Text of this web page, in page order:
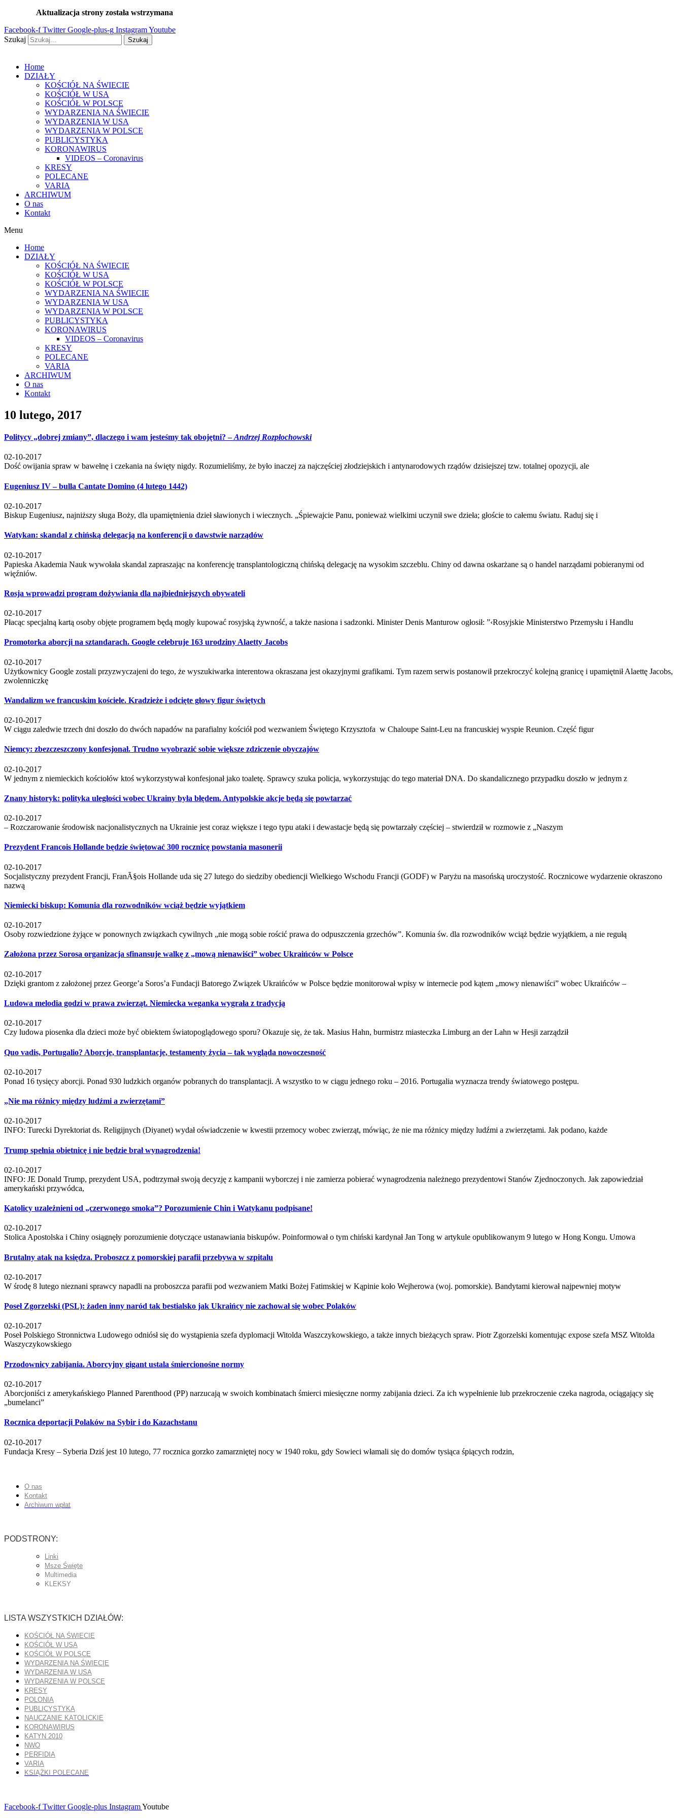
treści
Aktualizacja strony została wstrzymana
Facebook-f Twitter Google-plus-g InstagramYoutube
Szukaj
Szukaj
Home
DZIAŁY
KOŚCIÓŁ NA ŚWIECIE
KOŚCIÓŁ W USA
KOŚCIÓŁ W POLSCE
WYDARZENIA NA ŚWIECIE
WYDARZENIA W USA
WYDARZENIA W POLSCE
PUBLICYSTYKA
KORONAWIRUS
VIDEOS – Coronavirus
KRESY
POLECANE
VARIA
ARCHIWUM
O nas
Kontakt
Menu
Home
DZIAŁY
KOŚCIÓŁ NA ŚWIECIE
KOŚCIÓŁ W USA
KOŚCIÓŁ W POLSCE
WYDARZENIA NA ŚWIECIE
WYDARZENIA W USA
WYDARZENIA W POLSCE
PUBLICYSTYKA
KORONAWIRUS
VIDEOS – Coronavirus
KRESY
POLECANE
VARIA
ARCHIWUM
O nas
Kontakt
10 lutego, 2017
Politycy „dobrej zmiany”, dlaczego i wam jesteśmy tak obojętni? –Andrzej Rozpłochowski
02-10-2017
Dość owijania spraw w bawełnę i czekania na święty nigdy. Rozumieliśmy, że było inaczej za najczęściej złodziejskich i antynarodowych rządów dzisiejszej tzw. totalnej opozycji, ale
Eugeniusz IV – bulla Cantate Domino (4 lutego 1442)
02-10-2017
Biskup Eugeniusz, najniższy sługa Boży, dla upamiętnienia dzieł sławionych i wiecznych. „Śpiewajcie Panu, ponieważ wielkimi uczynił swe dzieła; głoście to całemu światu. Raduj się i
Watykan: skandal z chińską delegacją na konferencji o dawstwie narządów
02-10-2017
Papieska Akademia Nauk wywołała skandal zapraszając na konferencję transplantologiczną chińską delegację na wysokim szczeblu. Chiny od dawna oskarżane są o handel narządami pobieranymi od
więźniów.
Rosja wprowadzi program dożywiania dla najbiedniejszych obywateli
02-10-2017
Płacąc specjalną kartą osoby objęte programem będą mogły kupować rosyjską żywność, a także nasiona i sadzonki. Minister Denis Manturow ogłosił: ”‹Rosyjskie Ministerstwo Przemysłu i Handlu
Promotorka aborcji na sztandarach. Google celebruje 163 urodziny Alaetty Jacobs
02-10-2017
Użytkownicy Google zostali przyzwyczajeni do tego, że wyszukiwarka interentowa okraszana jest okazyjnymi grafikami. Tym razem serwis postanowił przekroczyć kolejną granicę i upamiętnił Alaettę Jacobs,
zwolenniczkę
Wandalizm we francuskim kościele. Kradzieże i odcięte głowy figur świętych
02-10-2017
W ciągu zaledwie trzech dni doszło do dwóch napadów na parafialny kościół pod wezwaniem Świętego Krzysztofa w Chaloupe Saint-Leu na francuskiej wyspie Reunion. Część figur
Niemcy: zbezczeszczony konfesjonał. Trudno wyobrazić sobie większe zdziczenie obyczajów
02-10-2017
W jednym z niemieckich kościołów ktoś wykorzystywał konfesjonał jako toaletę. Sprawcy szuka policja, wykorzystując do tego materiał DNA. Do skandalicznego przypadku doszło w jednym z
Znany historyk: polityka uległości wobec Ukrainy była błędem. Antypolskie akcje będą się powtarzać
02-10-2017
– Rozczarowanie środowisk nacjonalistycznych na Ukrainie jest coraz większe i tego typu ataki i dewastacje będą się powtarzały częściej – stwierdził w rozmowie z „Naszym
Prezydent Francois Hollande będzie świętować 300 rocznicę powstania masonerii
02-10-2017
Socjalistyczny prezydent Francji, FranÃ§ois Hollande uda się 27 lutego do siedziby obediencji Wielkiego Wschodu Francji (GODF) w Paryżu na masońską uroczystość. Rocznicowe wydarzenie okraszono
nazwą
Niemiecki biskup: Komunia dla rozwodników wciąż będzie wyjątkiem
02-10-2017
Osoby rozwiedzione żyjące w ponownych związkach cywilnych „nie mogą sobie rościć prawa do odpuszczenia grzechów”. Komunia św. dla rozwodników wciąż będzie wyjątkiem, a nie regułą
Założona przez Sorosa organizacja sfinansuje walkę z „mową nienawiści” wobec Ukraińców w Polsce
02-10-2017
Dzięki grantom z założonej przez George’a Soros’a Fundacji Batorego Związek Ukraińców w Polsce będzie monitorował wpisy w internecie pod kątem „mowy nienawiści” wobec Ukraińców –
Ludowa melodia godzi w prawa zwierząt. Niemiecka weganka wygrała z tradycją
02-10-2017
Czy ludowa piosenka dla dzieci może być obiektem światopoglądowego sporu? Okazuje się, że tak. Masius Hahn, burmistrz miasteczka Limburg an der Lahn w Hesji zarządził
Quo vadis, Portugalio? Aborcje, transplantacje, testamenty życia – tak wygląda nowoczesność
02-10-2017
Ponad 16 tysięcy aborcji. Ponad 930 ludzkich organów pobranych do transplantacji. A wszystko to w ciągu jednego roku – 2016. Portugalia wyznacza trendy światowego postępu.
„Nie ma różnicy między ludźmi a zwierzętami”
02-10-2017
INFO: Turecki Dyrektoriat ds. Religijnych (Diyanet) wydał oświadczenie w kwestii przemocy wobec zwierząt, mówiąc, że nie ma różnicy między ludźmi a zwierzętami. Jak podano, każde
Trump spełnia obietnicę i nie będzie brał wynagrodzenia!
02-10-2017
INFO: JE Donald Trump, prezydent USA, podtrzymał swoją decyzję z kampanii wyborczej i nie zamierza pobierać wynagrodzenia należnego prezydentowi Stanów Zjednoczonych. Jak zapowiedział
amerykański przywódca,
Katolicy uzależnieni od „czerwonego smoka”? Porozumienie Chin i Watykanu podpisane!
02-10-2017
Stolica Apostolska i Chiny osiągnęły porozumienie dotyczące ustanawiania biskupów. Poinformował o tym chiński kardynał Jan Tong w artykule opublikowanym 9 lutego w Hong Kongu. Umowa
Brutalny atak na księdza. Proboszcz z pomorskiej parafii przebywa w szpitalu
02-10-2017
W środę 8 lutego nieznani sprawcy napadli na proboszcza parafii pod wezwaniem Matki Bożej Fatimskiej w Kąpinie koło Wejherowa (woj. pomorskie). Bandytami kierował najpewniej motyw
Poseł Zgorzelski (PSL): żaden inny naród tak bestialsko jak Ukraińcy nie zachował się wobec Polaków
02-10-2017
Poseł Polskiego Stronnictwa Ludowego odniósł się do wystąpienia szefa dyplomacji Witolda Waszczykowskiego, a także innych bieżących spraw. Piotr Zgorzelski komentując expose szefa MSZ Witolda
Waszyczykowskiego
Przodownicy zabijania. Aborcyjny gigant ustala śmiercionośne normy
02-10-2017
Aborcjoniści z amerykańskiego Planned Parenthood (PP) narzucają w swoich kombinatach śmierci miesięczne normy zabijania dzieci. Za ich wypełnienie lub przekroczenie czeka nagroda, ociągający się
„bumelanci”
Rocznica deportacji Polaków na Sybir i do Kazachstanu
02-10-2017
Fundacja Kresy – Syberia Dziś jest 10 lutego, 77 rocznica gorzko zamarzniętej nocy w 1940 roku, gdy Sowieci włamali się do domów tysiąca śpiących rodzin,
O nas
Kontakt
Archiwum wpłat
PODSTRONY:
Linki
Msze Święte
Multimedia
KLEKSY
LISTA WSZYSTKICH DZIAŁÓW:
KOŚCIÓŁ NA ŚWIECIE
KOŚCIÓŁ W USA
KOŚCIÓŁ W POLSCE
WYDARZENIA NA ŚWIECIE
WYDARZENIA W USA
WYDARZENIA W POLSCE
KRESY
POLONIA
PUBLICYSTYKA
NAUCZANIE KATOLICKIE
KORONAWIRUS
KATYN 2010
NWO
PERFIDIA
VARIA
KSIĄŻKI POLECANE
Facebook-f Twitter Google-plus InstagramYoutube